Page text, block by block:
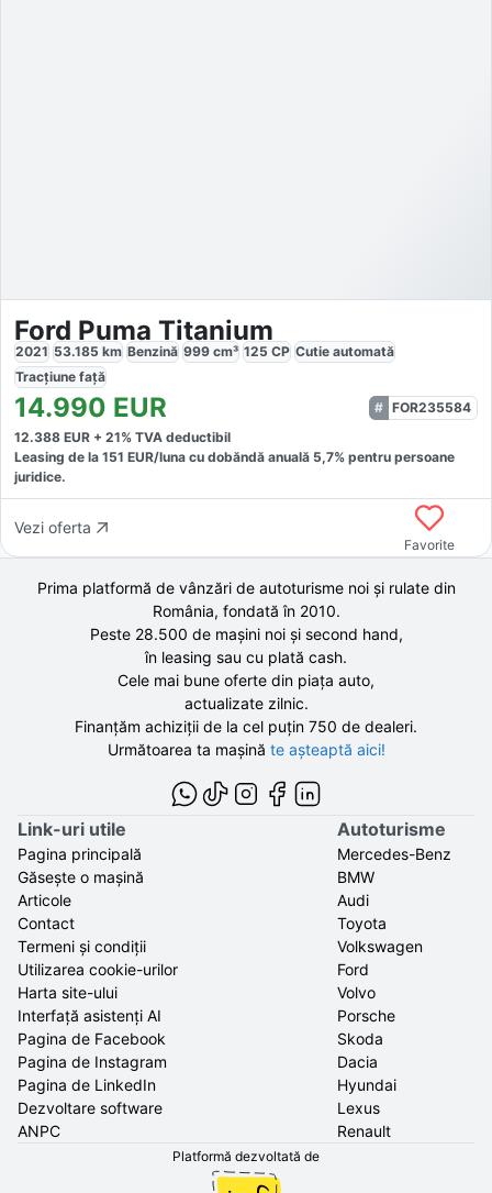
Ford Puma Titanium
2021 53.185 km Benzină 999 cm³ 125 CP Cutie automată
Tracțiune față
14.990 EUR
FOR235584
12.388 EUR + 21% TVA deductibil
Leasing de la 151 EUR/luna cu dobăndă anuală 5,7% pentru persoane
juridice.
Vezi oferta
Favorite
Prima platformă de vânzări de autoturisme noi și rulate din
România, fondată în 2010.
Peste 28.500 demașini noi și second hand,
în leasing sau cu plată cash.
Cele mai bune oferte din piața auto,
actualizate zilnic.
Finanțăm achiziții de la cel puțin 750 de dealeri.
Următoarea ta mașină te așteaptă aici!
Link-uri utile
Pagina principală
Găsește o mașină
Articole
Contact
Termeni și condiții
Utilizarea cookie-urilor
Harta site-ului
Interfață asistenți AI
Pagina de Facebook
Pagina de Instagram
Pagina de LinkedIn
Dezvoltare software
ANPC
Autoturisme
Mercedes-Benz
BMW
Audi
Toyota
Volkswagen
Ford
Volvo
Porsche
Skoda
Dacia
Hyundai
Lexus
Renault
Platformă dezvoltată de